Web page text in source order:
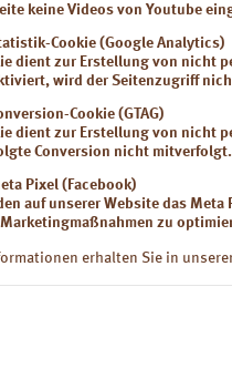
Rezepte für
Jeder fünfte Deutsche leidet
Beschwerden. Damit Sie fit
Wohlbefinden durchs Leben
Ernährungstherapie
keine Videos von Youtube
Cookie (Google Analytics)
dient zur Erstellung von nicht
wird der Seitenzugriff
Cookie (GTAG)
dient zur Erstellung von nicht
Conversion nicht mitverfolgt.
Pixel (Facebook)
auf unserer Website das Meta
zu
erhalten Sie in